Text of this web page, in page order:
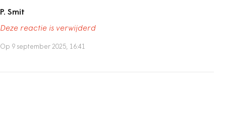
P. Smit
Deze reactie is verwijderd
Op 9 september 2025, 16:41